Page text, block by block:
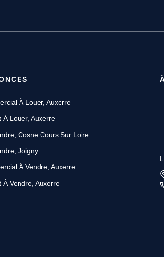
À Louer, Auxerre
À Louer, Auxerre
Cosne Cours Sur Loire
Joigny
À Vendre, Auxerre
À Vendre, Auxerre